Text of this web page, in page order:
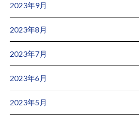
2023年9月
2023年8月
2023年7月
2023年6月
2023年5月